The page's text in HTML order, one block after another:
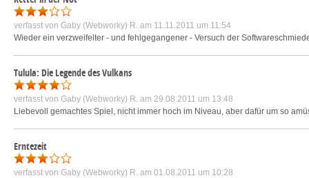
verfasst von Gaby (Webworky) R. am 11.11.2011 um 11:54
Wieder ein verzweifelter - und fehlgegangener - Versuch der
Tulula: Die Legende des Vulkans
verfasst von Gaby (Webworky) R. am 29.08.2011 um 13:48
Liebevoll gemachtes Spiel, nicht immer hoch im Niveau, aber dafür um so
Erntezeit
verfasst von Gaby (Webworky) R. am 01.08.2011 um 10:28